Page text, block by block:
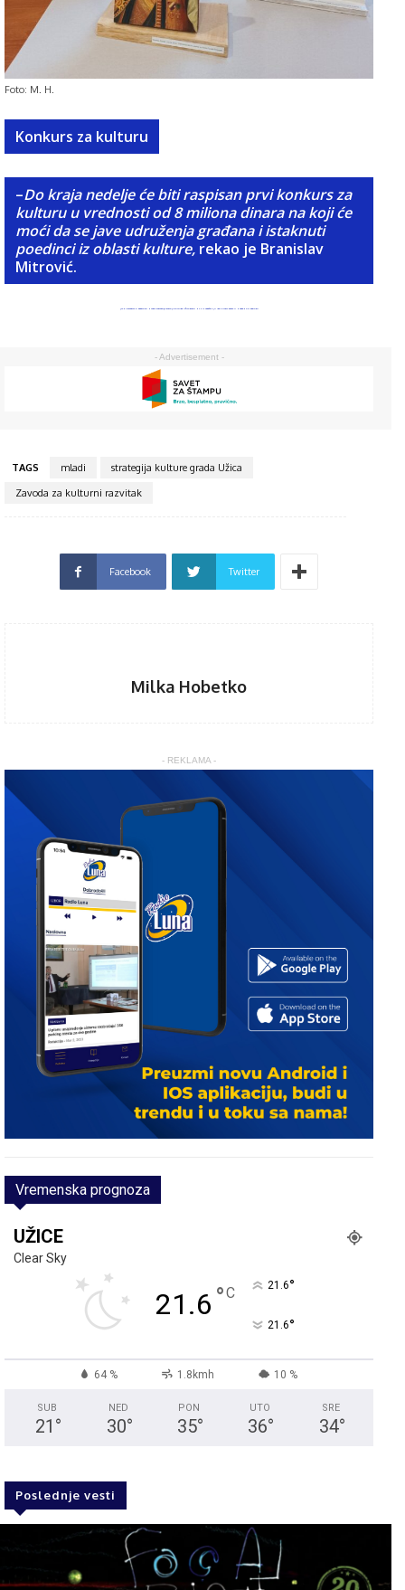
Foto: M. H.
Konkurs za kulturu
–Do kraja nedelje će biti raspisan prvi konkurs za
kulturu u vrednosti od 8 miliona dinara na koji će
moći da se jave udruženja građana i istaknuti
poedinci iz oblasti kulture, rekao je Branislav
Mitrović.
- Advertisement -
TAGS mladi
strategija kulture grada Užica
Zavoda za kulturni razvitak
Facebook Twitter
Milka Hobetko
- REKLAMA -
Vremenska prognoza
UŽICE
Clear Sky
21.6 °C 21.6°
21.6°
64 % 1.8kmh 10 %
SUB
21 °
NED
30°
PON
35°
UTO
36°
SRE
34°
Poslednje vesti